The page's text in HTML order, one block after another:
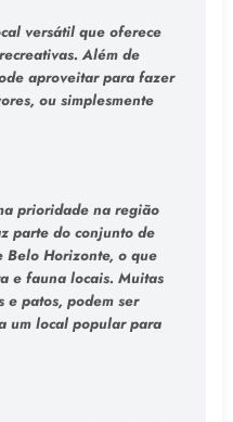
versátil que oferece
Além de
aproveitar para fazer
ou simplesmente
prioridade na região
parte do conjunto de
Belo Horizonte, o que
e fauna locais. Muitas
e patos, podem ser
um local popular para